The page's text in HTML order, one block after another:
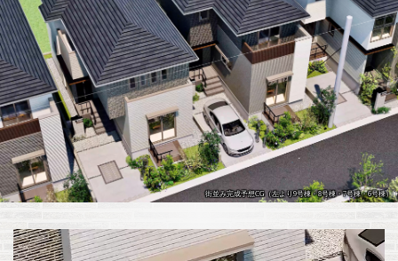
街並み完成予想CG（左より9号棟・8号棟・7号棟・6号棟）